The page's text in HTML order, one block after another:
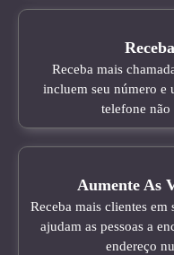
Receba mais
incluem seu número e
telefone não
Aumente As
Receba mais clientes
ajudam as pessoas a
endereço